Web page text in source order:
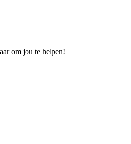
om jou te helpen!